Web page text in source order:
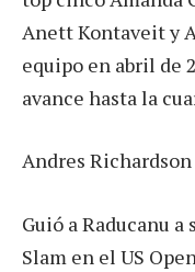
Anett Kontaveit y
equipo en abril de
avance hasta la
Andres Richardson
Guió a Raducanu
Slam en el US